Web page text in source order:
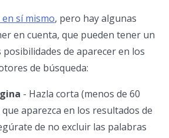
en sí mismo, pero hay algunas
en cuenta, que pueden tener un
de aparecer en los
de búsqueda:
- Hazla corta (menos de 60
aparezca en los resultados de
de no excluir las palabras